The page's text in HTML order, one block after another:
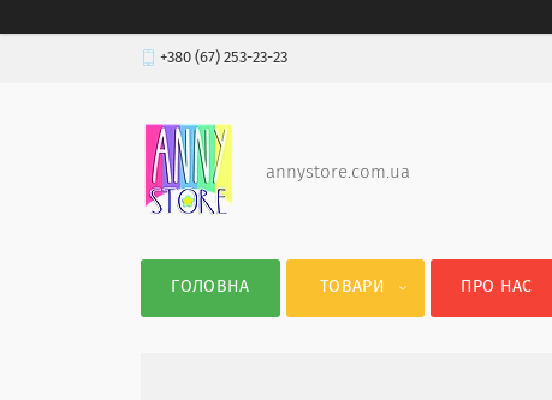
+380 (67) 253-23-23
annystore.com.ua
ГОЛОВНА ТОВАРИ ПРО НАС